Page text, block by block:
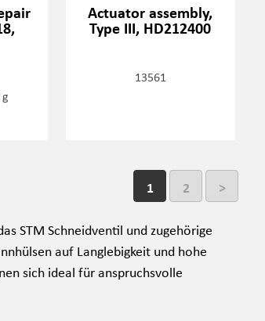
Actuator assembly,
Type III, HD212400
13561
1 2 >
STM Schneidventil und zugehörige
auf Langlebigkeit und hohe
sich ideal für anspruchsvolle